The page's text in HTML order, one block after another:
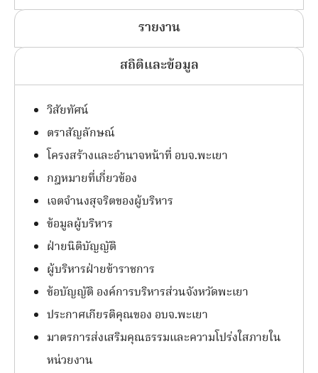
รายงาน
สถิติและข้อมูล
วิสัยทัศน์
ตราสัญลักษณ์
โครงสร้างและอำนาจหน้าที่ อบจ.พะเยา
กฎหมายที่เกี่ยวข้อง
เจตจำนงสุจริตของผู้บริหาร
ข้อมูลผู้บริหาร
ฝ่ายนิติบัญญัติ
ผู้บริหารฝ่ายข้าราชการ
ข้อบัญญัติ องค์การบริหารส่วนจังหวัดพะเยา
ประกาศเกียรติคุณของ อบจ.พะเยา
มาตรการส่งเสริมคุณธรรมและความโปร่งใสภายใน
หน่วยงาน